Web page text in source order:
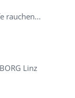
rauchen...
Linz